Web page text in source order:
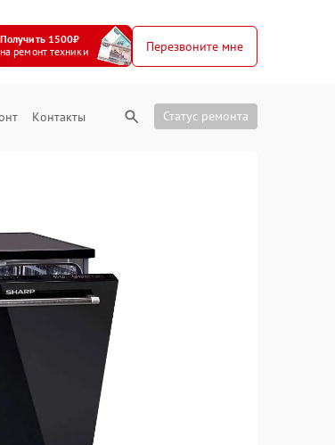
Получить 1500₽
на ремонт техники
Перезвоните мне
Контакты Статус ремонта